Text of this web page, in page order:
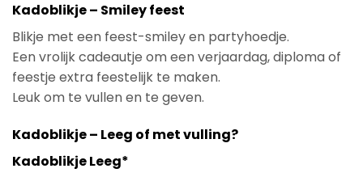
Kadoblikje – Smiley feest
Blikje met een feest-smiley en partyhoedje.
Een vrolijk cadeautje om een verjaardag, diploma of
feestje extra feestelijk te maken.
Leuk om te vullen en te geven.
Kadoblikje – Leeg of met vulling?
Kadoblikje Leeg*